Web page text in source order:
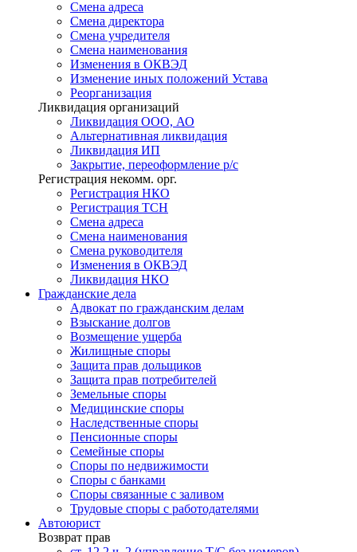
Смена адреса
Смена директора
Cмена учредителя
Смена наименования
Изменения в ОКВЭД
Изменение иных положений Устава
Реорганизация
Ликвидация организаций
Ликвидация ООО, АО
Альтернативная ликвидация
Ликвидация ИП
Закрытие, переоформление р/с
Регистрация некомм. орг.
Регистрация НКО
Регистрация ТСН
Смена адреса
Смена наименования
Смена руководителя
Изменения в ОКВЭД
Ликвидация НКО
Гражданские дела
Адвокат по гражданским делам
Взыскание долгов
Возмещение ущерба
Жилищные споры
Защита прав дольщиков
Защита прав потребителей
Земельные споры
Медицинские споры
Наследственные споры
Пенсионные споры
Семейные споры
Cпоры по недвижимости
Споры с банками
Споры связанные с заливом
Трудовые споры с работодателями
Автоюрист
Возврат прав